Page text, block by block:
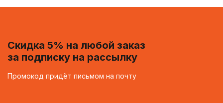
Скидка 5% на любой заказ
за подписку на рассылку
Промокод придёт письмом на почту